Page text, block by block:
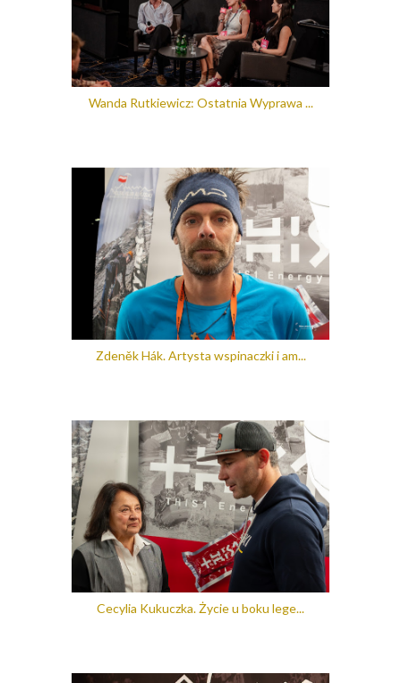
Wanda Rutkiewicz: Ostatnia Wyprawa ...
Zdeněk Hák. Artysta wspinaczki i am...
Cecylia Kukuczka. Życie u boku lege...